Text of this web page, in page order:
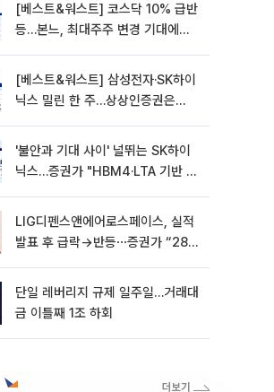
[베스트&워스트] 코스닥 10% 급반
등…본느, 최대주주 변경 기대에
[베스트&워스트] 삼성전자·SK하이
닉스 밀린 한 주…상상인증권은
'불안과 기대 사이' 널뛰는 SK하이
닉스…증권가 "HBM4·LTA 기반 펀
LIG디펜스앤에어로스페이스, 실적
발표 후 급락→반등⋯증권가 “28년
단일 레버리지 규제 일주일…거래대
금 이틀째 1조 하회